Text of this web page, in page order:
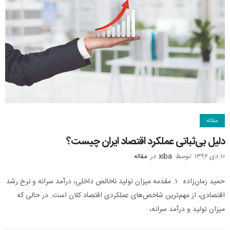
مقاله
دلیل بی‌ثباتی عملکرد اقتصاد ایران چیست؟
۱۰ دی ۱۳۹۶ توسط xiba در مقاله
حمید زمان‌زاده ۱. مقدمه میزان تولید ناخالص داخلی، درآمد سرانه و نرخ رشد
اقتصادی، از مهم‌ترین شاخص‌های عملکردی اقتصاد کلان است. در حالی که
میزان تولید و درآمد سرانه،